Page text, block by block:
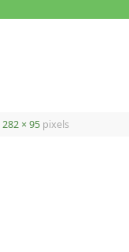
282 × 95 pixels